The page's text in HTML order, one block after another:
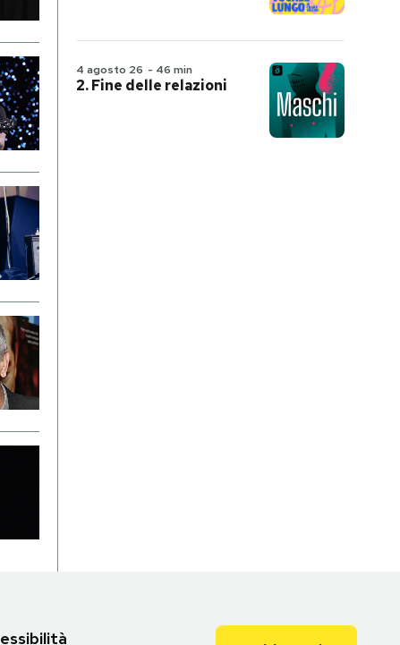
4 agosto 26 - 46 min
2. Fine delle relazioni